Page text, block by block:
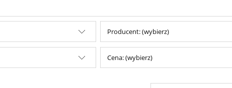
Producent: (wybierz)
Cena: (wybierz)